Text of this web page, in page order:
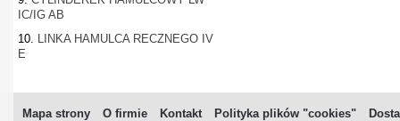
IC/IG AB
10. LINKA HAMULCA RECZNEGO IV
E
Mapa strony O firmie Kontakt Polityka plików "cookies"